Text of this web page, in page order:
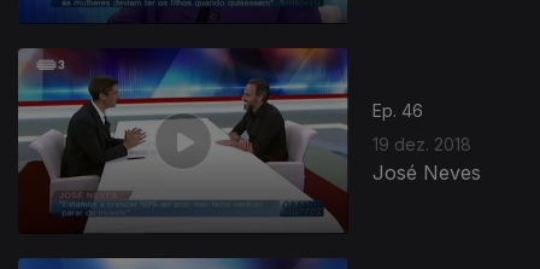
Ep. 46
19 dez. 2018
José Neves